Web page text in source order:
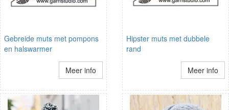
Gebreide muts met pompons
en halswarmer
Meer info
Hipster muts met dubbele
rand
Meer info